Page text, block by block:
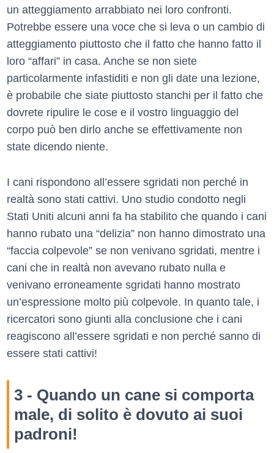
un atteggiamento arrabbiato nei loro confronti.
Potrebbe essere una voce che si leva o un cambio di
atteggiamento piuttosto che il fatto che hanno fatto il
loro “affari” in casa. Anche se non siete
particolarmente infastiditi e non gli date una lezione,
è probabile che siate piuttosto stanchi per il fatto che
dovrete ripulire le cose e il vostro linguaggio del
corpo può ben dirlo anche se effettivamente non
state dicendo niente.
I cani rispondono all’essere sgridati non perché in
realtà sono stati cattivi. Uno studio condotto negli
Stati Uniti alcuni anni fa ha stabilito che quando i cani
hanno rubato una “delizia” non hanno dimostrato una
“faccia colpevole” se non venivano sgridati, mentre i
cani che in realtà non avevano rubato nulla e
venivano erroneamente sgridati hanno mostrato
un’espressione molto più colpevole. In quanto tale, i
ricercatori sono giunti alla conclusione che i cani
reagiscono all’essere sgridati e non perché sanno di
essere stati cattivi!
3 - Quando un cane si comporta
male, di solito è dovuto ai suoi
padroni!